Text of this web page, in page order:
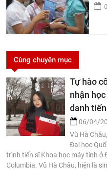
Cùng chuyên mục
Tự hào
nhận
danh
06/04/
Vũ Hà
Đại học
trình tiến sĩ Khoa học máy tính ở
Columbia. Vũ Hà Châu, hiện là